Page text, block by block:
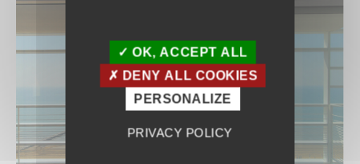
OK, ACCEPT ALL
DENY ALL COOKIES
PERSONALIZE
PRIVACY POLICY